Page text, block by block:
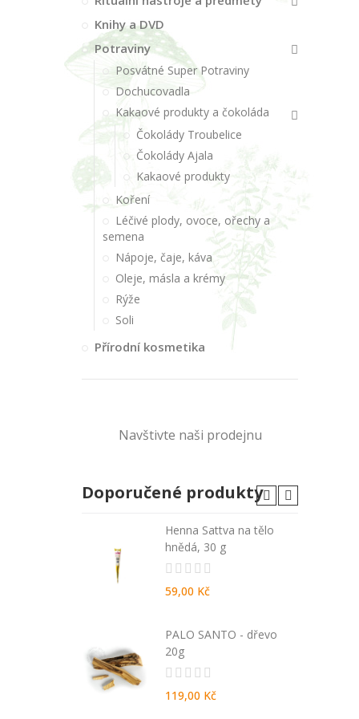
Knihy a DVD
Potraviny
Posvátné Super Potraviny
Dochucovadla
Kakaové produkty a čokoláda
Čokolády Troubelice
Čokolády Ajala
Kakaové produkty
Koření
Léčivé plody, ovoce, ořechy a
semena
Nápoje, čaje, káva
Oleje, másla a krémy
Rýže
Soli
Přírodní kosmetika
Navštivte naši prodejnu
Doporučené produkty
Henna Sattva na tělo
hnědá, 30 g
59,00 Kč
PALO SANTO - dřevo
20g
119,00 Kč